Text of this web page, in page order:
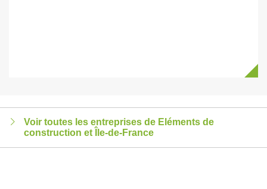
Voir toutes les entreprises de Eléments de
construction et Île-de-France